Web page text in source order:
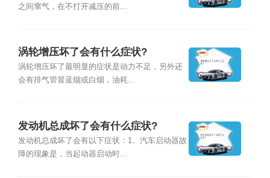
之间窜气，在不打开减压的前...
涡轮增压坏了会有什么症状?
涡轮增压坏了最明显的症状是动力不足，另外还
会有排气管冒蓝烟或白烟，油耗...
发动机总成坏了会有什么症状?
发动机总成坏了会有以下症状：1、汽车启动器故
障的现象是，当起动器启动时...